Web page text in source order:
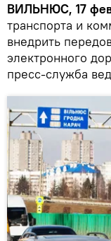
ВИЛЬНЮС, 17
транспорта и
внедрить
электронного
пресс-служба